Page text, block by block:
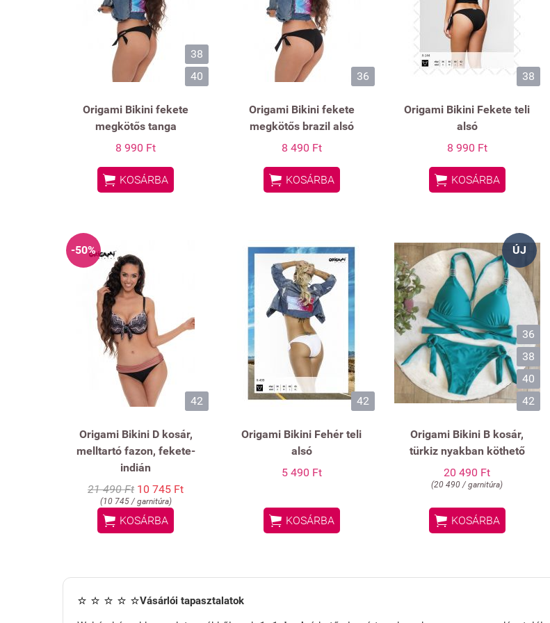
38
40
Origami Bikini fekete
megkötős tanga
8 990 Ft
 KOSÁRBA
36
Origami Bikini fekete
megkötős brazil alsó
8 490 Ft
 KOSÁRBA
38
Origami Bikini Fekete teli
alsó
8 990 Ft
 KOSÁRBA
-50%
42
Origami Bikini D kosár,
melltartó fazon, fekete-
indián
21 490 Ft 10 745 Ft
(10 745 / garnitúra)
 KOSÁRBA
42
Origami Bikini Fehér teli
alsó
5 490 Ft
 KOSÁRBA
ÚJ
36
38
40
42
Origami Bikini B kosár,
türkiz nyakban köthető
20 490 Ft
(20 490 / garnitúra)
 KOSÁRBA
⭐ ⭐ ⭐ ⭐ ⭐Vásárlói tapasztalatok